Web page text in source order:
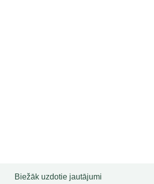
Biežāk uzdotie jautājumi